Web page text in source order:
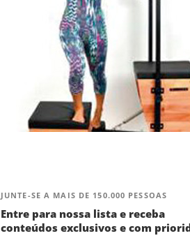
JUNTE-SE A MAIS DE 150.000 PESSOAS
Entre para nossa lista e receba
conteúdos exclusivos e com